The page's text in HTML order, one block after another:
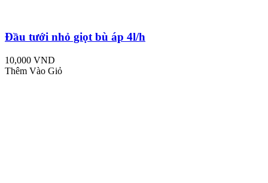
Đầu tưới nhỏ giọt bù áp 4l/h
10,000 VND
Thêm Vào Giỏ